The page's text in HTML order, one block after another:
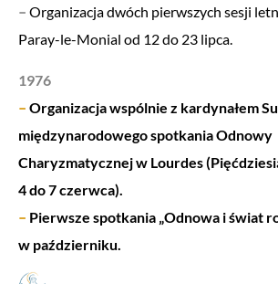
– Organizacja dwóch pierwszych sesji
Paray-le-Monial od 12 do 23 lipca.
1976
– Organizacja wspólnie z kardynałem
międzynarodowego spotkania Odnowy
Charyzmatycznej w Lourdes
4 do 7 czerwca).
– Pierwsze spotkania „Odnowa i świat
w październiku.